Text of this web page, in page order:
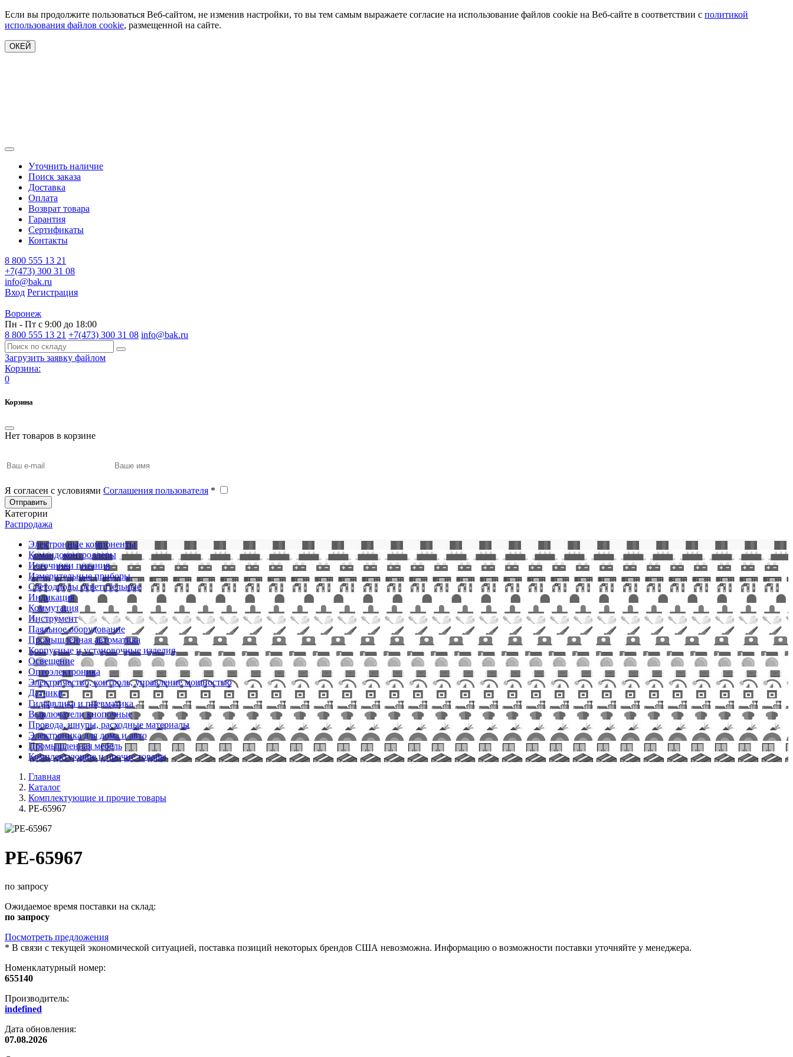
Если вы продолжите пользоваться Веб-сайтом, не изменив настройки, то вы тем самым выражаете согласие на использование файлов cookie на Веб-сайте в соответствии с политикой
использования файлов cookie, размещенной на сайте.
ОКЕЙ
Уточнить наличие
Поиск заказа
Доставка
Оплата
Возврат товара
Гарантия
Сертификаты
Контакты
8 800 555 13 21
+7(473) 300 31 08
info@bak.ru
Вход Регистрация
Воронеж
Пн - Пт с 9:00 до 18:00
8 800 555 13 21 +7(473) 300 31 08 info@bak.ru
Загрузить заявку файлом
Корзина:
0
Корзина
Нет товаров в корзине
Я согласен с условиями Соглашения пользователя *
Отправить
Категории
Распродажа
Электронные компоненты
Командоконтроллеры
Источники питания
Измерительные приборы
Светодиоды осветительные
Индикация
Коммутация
Инструмент
Паяльное оборудование
Промышленная автоматика
Корпусные и установочные изделия
Освещение
Оптоэлектроника
Электричество, контроль, управление мощностью
Датчики
Гидравлика и пневматика
Выключатели кнопочные
Провода, шнуры, расходные материалы
Электроника для дома и авто
Промышленная мебель
Комплектующие и прочие товары
Главная
Каталог
Комплектующие и прочие товары
PE-65967
PE-65967
по запросу
Ожидаемое время поставки на склад:
по запросу
Посмотреть предложения
* В связи с текущей экономической ситуацией, поставка позиций некоторых брендов США невозможна. Информацию о возможности поставки уточняйте у менеджера.
Номенклатурный номер:
655140
Производитель:
indefined
Дата обновления:
07.08.2026